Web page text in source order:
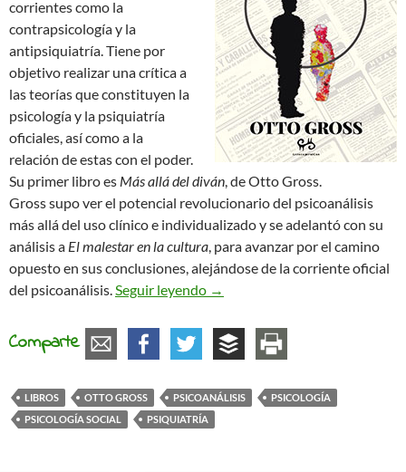
corrientes como la
contrapsicología y la
antipsiquiatría. Tiene por
objetivo realizar una crítica a
las teorías que constituyen la
psicología y la psiquiatría
oficiales, así como a la
relación de estas con el poder.
Su primer libro es Más allá del diván , de Otto Gross.
Gross supo ver el potencial revolucionario del psicoanálisis
más allá del uso clínico e individualizado y se adelantó con su
análisis a El malestar en la cultura , para avanzar por el camino
opuesto en sus conclusiones, alejándose de la corriente oficial
del psicoanálisis. Seguir leyendo Más allá del diván. Apuntes
→
Comparte
LIBROS OTTO GROSS PSICOANÁLISIS
PSICOLOGÍA
PSICOLOGÍA SOCIAL
PSIQUIATRÍA